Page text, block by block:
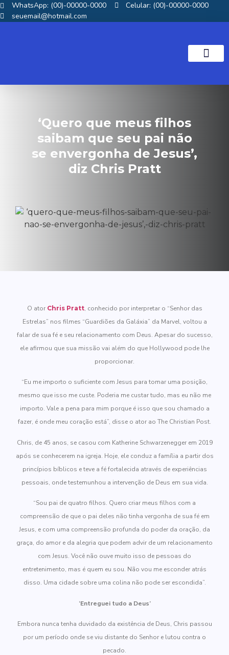
WhatsApp: (00)-00000-0000
Celular: (00)-00000-0000
seuemail@hotmail.com
‘Quero que meus filhos
saibam que seu pai não
se envergonha de Jesus’,
diz Chris Pratt
O ator Chris Pratt, conhecido por interpretar o “Senhor das
Estrelas” nos filmes “Guardiões da Galáxia” da Marvel, voltou a
falar de sua fé e seu relacionamento com Deus. Apesar do sucesso,
ele afirmou que sua missão vai além do que Hollywood pode lhe
proporcionar.
“Eu me importo o suficiente com Jesus para tomar uma posição,
mesmo que isso me custe. Poderia me custar tudo, mas eu não me
importo. Vale a pena para mim porque é isso que sou chamado a
fazer, é onde meu coração está”, disse o ator ao The Christian Post.
Chris, de 45 anos, se casou com Katherine Schwarzenegger em 2019
após se conhecerem na igreja. Hoje, ele conduz a família a partir dos
princípios bíblicos e teve a fé fortalecida através de experiências
pessoais, onde testemunhou a intervenção de Deus em sua vida.
“Sou pai de quatro filhos. Quero criar meus filhos com a
compreensão de que o pai deles não tinha vergonha de sua fé em
Jesus, e com uma compreensão profunda do poder da oração, da
graça, do amor e da alegria que podem advir de um relacionamento
com Jesus. Você não ouve muito isso de pessoas do
entretenimento, mas é quem eu sou. Não vou me esconder atrás
disso. Uma cidade sobre uma colina não pode ser escondida”.
‘Entreguei tudo a Deus’
Embora nunca tenha duvidado da existência de Deus, Chris passou
por um período onde se viu distante do Senhor e lutou contra o
pecado.